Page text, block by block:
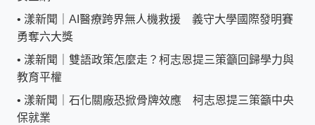
• 漾新聞｜AI醫療跨界無人機救援 義守大學國際發明賽
勇奪六大獎
• 漾新聞｜雙語政策怎麼走？柯志恩提三策籲回歸學力與
教育平權
• 漾新聞｜石化關廠恐掀骨牌效應 柯志恩提三策籲中央
保就業